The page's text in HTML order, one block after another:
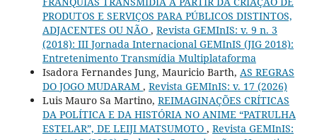
PRODUTOS E SERVIÇOS PARA PÚBLICOS DISTINTOS,
ADJACENTES OU NÃO , Revista GEMInIS: v. 9 n. 3
(2018): III Jornada Internacional GEMInIS (JIG 2018):
Entretenimento Transmídia Multiplataforma
Isadora Fernandes Jung, Mauricio Barth, AS REGRAS
DO JOGO MUDARAM , Revista GEMInIS: v. 17 (2026)
Luis Mauro Sa Martino, REIMAGINAÇÕES CRÍTICAS
DA POLÍTICA E DA HISTÓRIA NO ANIME “PATRULHA
ESTELAR”, DE LEIJI MATSUMOTO , Revista GEMInIS: